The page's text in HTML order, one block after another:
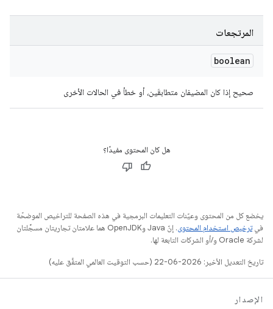
المرتجعات
boolean
صحيح إذا كان المضيفان متطابقَين، أو خطأ في الحالات الأخرى
هل كان المحتوى مفيدًا؟
يخضع كل من المحتوى وعيّنات التعليمات البرمجية في هذه الصفحة للتراخيص الموضحّة
فيترخيص استخدام المحتوى
. إنّ Java وOpenJDK هما علامتان تجاريتان مسجَّلتان
لشركة Oracle و/أو الشركات التابعة لها.
تاريخ التعديل الأخير: 2026-06-22 (حسب التوقيت العالمي المتفَّق عليه)
الإصدار